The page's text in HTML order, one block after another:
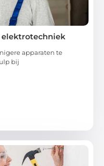
elektrotechniek
apparaten te
bij